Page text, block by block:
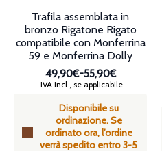
Disponibile su
ordinazione. Se
ordinato ora, l’ordine
verrà spedito entro 3-5
Trafila assemblata in
bronzo Rigatone Rigato
compatibile con Monferrina
59 e Monferrina Dolly
49,90€-55,90€
Fascia
prezzo:
da
49,90€
a
IVA incl., se applicabile